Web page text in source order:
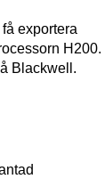
exportera
H200.
Blackwell.